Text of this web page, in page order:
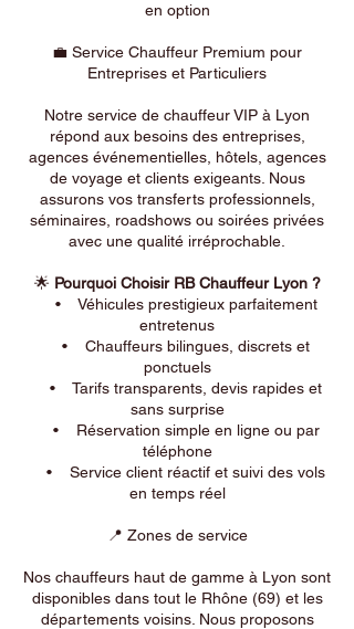
en option
💼 Service Chauffeur Premium pour
Entreprises et Particuliers
Notre service de chauffeur VIP à Lyon
répond aux besoins des entreprises,
agences événementielles, hôtels, agences
de voyage et clients exigeants. Nous
assurons vos transferts professionnels,
séminaires, roadshows ou soirées privées
avec une qualité irréprochable.
🌟 Pourquoi Choisir RB Chauffeur Lyon ?
• Véhicules prestigieux parfaitement
entretenus
• Chauffeurs bilingues, discrets et
ponctuels
• Tarifs transparents, devis rapides et
sans surprise
• Réservation simple en ligne ou par
téléphone
• Service client réactif et suivi des vols
en temps réel
📍 Zones de service
Nos chauffeurs haut de gamme à Lyon sont
disponibles dans tout le Rhône (69) et les
départements voisins. Nous proposons